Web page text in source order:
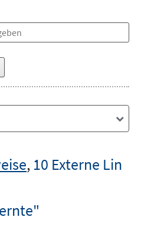
, 10 Externe Lin